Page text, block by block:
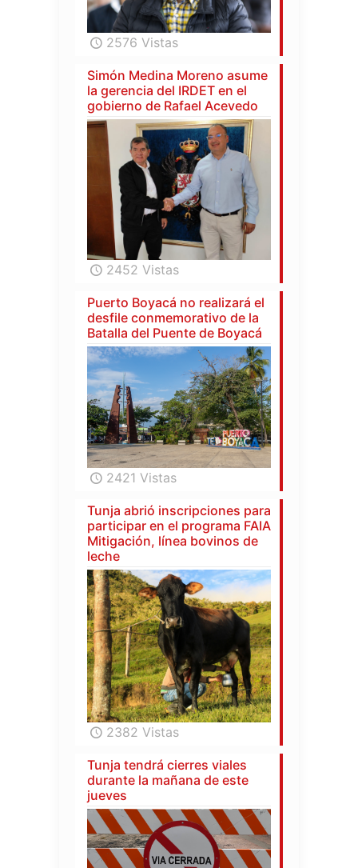
2576 Vistas
Simón Medina Moreno asume
la gerencia del IRDET en el
gobierno de Rafael Acevedo
2452 Vistas
Puerto Boyacá no realizará el
desfile conmemorativo de la
Batalla del Puente de Boyacá
2421 Vistas
Tunja abrió inscripciones para
participar en el programa FAIA
Mitigación, línea bovinos de
leche
2382 Vistas
Tunja tendrá cierres viales
durante la mañana de este
jueves